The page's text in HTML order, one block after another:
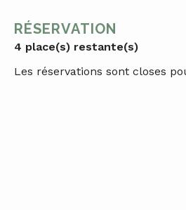
RÉSERVATION
4 place(s) restante(s)
Les réservations sont closes